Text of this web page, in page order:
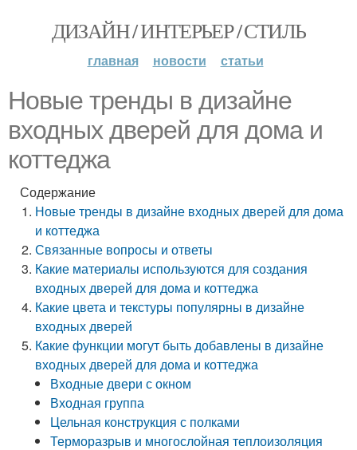
ДИЗАЙН / ИНТЕРЬЕР / СТИЛЬ
главная новости статьи
Новые тренды в дизайне
входных дверей для дома и
коттеджа
Содержание
Новые тренды в дизайне входных дверей для дома
и коттеджа
Связанные вопросы и ответы
Какие материалы используются для создания
входных дверей для дома и коттеджа
Какие цвета и текстуры популярны в дизайне
входных дверей
Какие функции могут быть добавлены в дизайне
входных дверей для дома и коттеджа
Входные двери с окном
Входная группа
Цельная конструкция с полками
Терморазрыв и многослойная теплоизоляция